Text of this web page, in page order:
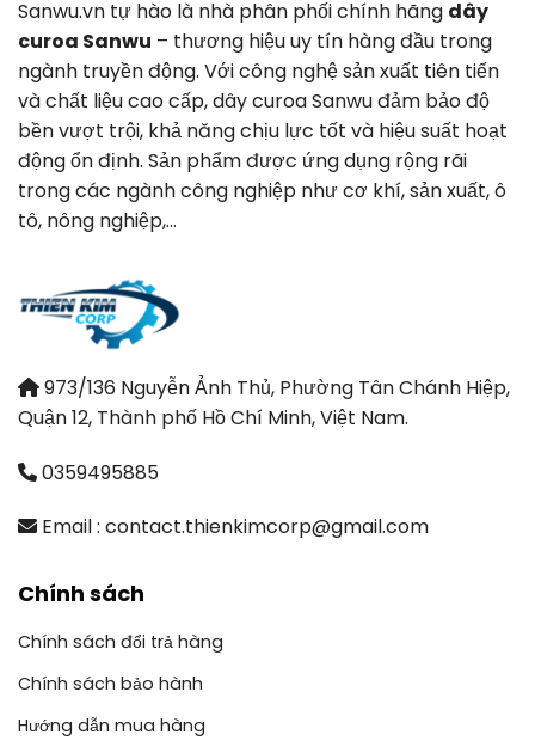
Sanwu.vn tự hào là nhà phân phối chính hãng dây
curoa Sanwu – thương hiệu uy tín hàng đầu trong
ngành truyền động. Với công nghệ sản xuất tiên tiến
và chất liệu cao cấp, dây curoa Sanwu đảm bảo độ
bền vượt trội, khả năng chịu lực tốt và hiệu suất hoạt
động ổn định. Sản phẩm được ứng dụng rộng rãi
trong các ngành công nghiệp như cơ khí, sản xuất, ô
tô, nông nghiệp,…
973/136 Nguyễn Ảnh Thủ, Phường Tân Chánh Hiệp,
Quận 12, Thành phố Hồ Chí Minh, Việt Nam.
0359495885
Email : contact.thienkimcorp@gmail.com
Chính sách
Chính sách đổi trả hàng
Chính sách bảo hành
Hướng dẫn mua hàng